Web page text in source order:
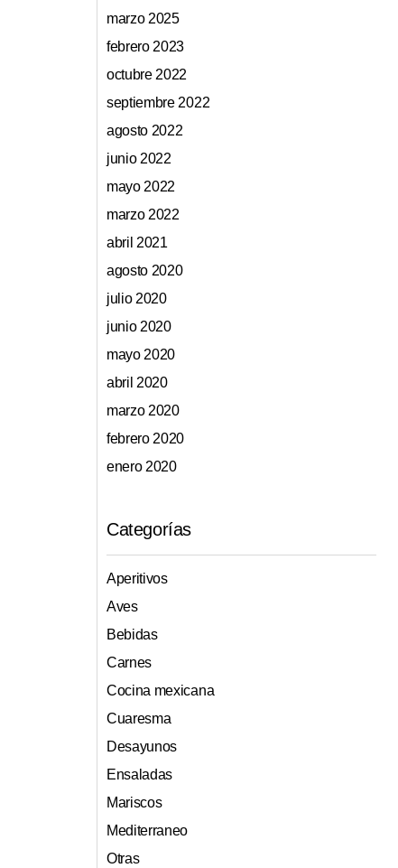
marzo 2025
febrero 2023
octubre 2022
septiembre 2022
agosto 2022
junio 2022
mayo 2022
marzo 2022
abril 2021
agosto 2020
julio 2020
junio 2020
mayo 2020
abril 2020
marzo 2020
febrero 2020
enero 2020
Categorías
Aperitivos
Aves
Bebidas
Carnes
Cocina mexicana
Cuaresma
Desayunos
Ensaladas
Mariscos
Mediterraneo
Otras